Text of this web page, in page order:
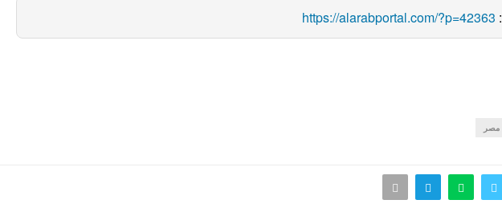
https://alarabportal.com/?p=42363
مصر